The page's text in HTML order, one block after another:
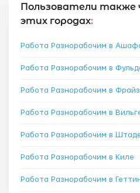
Пользователи
этих городах:
Работа Разнорабочим в
Работа Разнорабочим в
Работа Разнорабочим в
Работа Разнорабочим в
Работа Разнорабочим в
Работа Разнорабочим в Киле
Работа Разнорабочим в